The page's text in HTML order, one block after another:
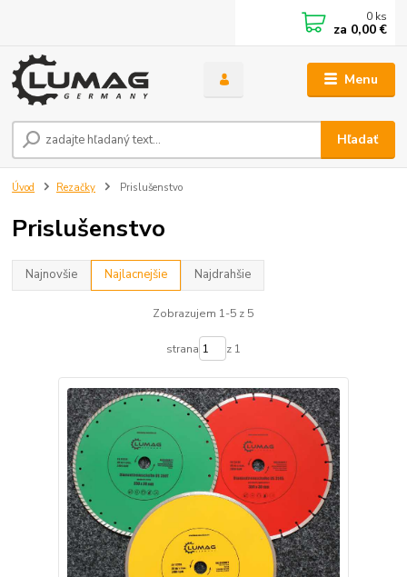
Menu
Hľadať
0 ks
za 0,00 €
Úvod Rezačky Prislušenstvo
Prislušenstvo
Najnovšie Najlacnejšie Najdrahšie
Zobrazujem 1-5 z 5
strana z 1